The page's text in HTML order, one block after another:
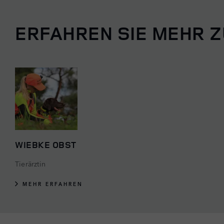
ERFAHREN SIE MEHR
WIEBKE OBST
Tierärztin
MEHR ERFAHREN